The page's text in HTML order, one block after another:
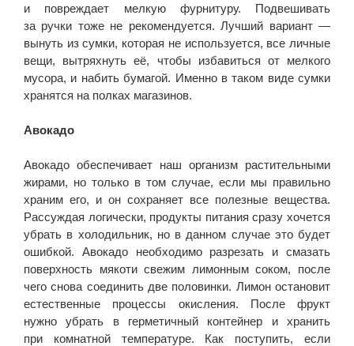
и повреждает мелкую фурнитуру. Подвешивать
за ручки тоже не рекомендуется. Лучший вариант —
вынуть из сумки, которая не используется, все личные
вещи, вытряхнуть её, чтобы избавиться от мелкого
мусора, и набить бумагой. Именно в таком виде сумки
хранятся на полках магазинов.
Авокадо
Авокадо обеспечивает наш организм растительными
жирами, но только в том случае, если мы правильно
храним его, и он сохраняет все полезные вещества.
Рассуждая логически, продукты питания сразу хочется
убрать в холодильник, но в данном случае это будет
ошибкой. Авокадо необходимо разрезать и смазать
поверхность мякоти свежим лимонным соком, после
чего снова соединить две половинки. Лимон остановит
естественные процессы окисления. После фрукт
нужно убрать в герметичный контейнер и хранить
при комнатной температуре. Как поступить, если